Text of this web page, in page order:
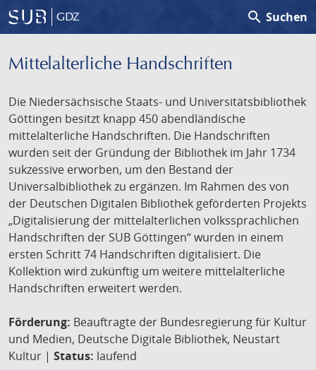
GDZ search Suchen
Mittelalterliche Handschriften
Die Niedersächsische Staats- und Universitätsbibliothek
Göttingen besitzt knapp 450 abendländische
mittelalterliche Handschriften. Die Handschriften
wurden seit der Gründung der Bibliothek im Jahr 1734
sukzessive erworben, um den Bestand der
Universalbibliothek zu ergänzen. Im Rahmen des von
der Deutschen Digitalen Bibliothek geförderten Projekts
„Digitalisierung der mittelalterlichen volkssprachlichen
Handschriften der SUB Göttingen“ wurden in einem
ersten Schritt 74 Handschriften digitalisiert. Die
Kollektion wird zukünftig um weitere mittelalterliche
Handschriften erweitert werden.
Förderung: Beauftragte der Bundesregierung für Kultur
und Medien, Deutsche Digitale Bibliothek, Neustart
Kultur | Status: laufend